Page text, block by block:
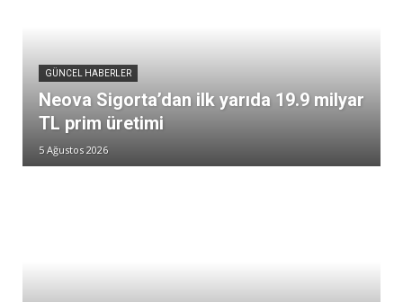
GÜNCEL HABERLER
Neova Sigorta’dan ilk yarıda 19.9 milyar
TL prim üretimi
5 Ağustos 2026